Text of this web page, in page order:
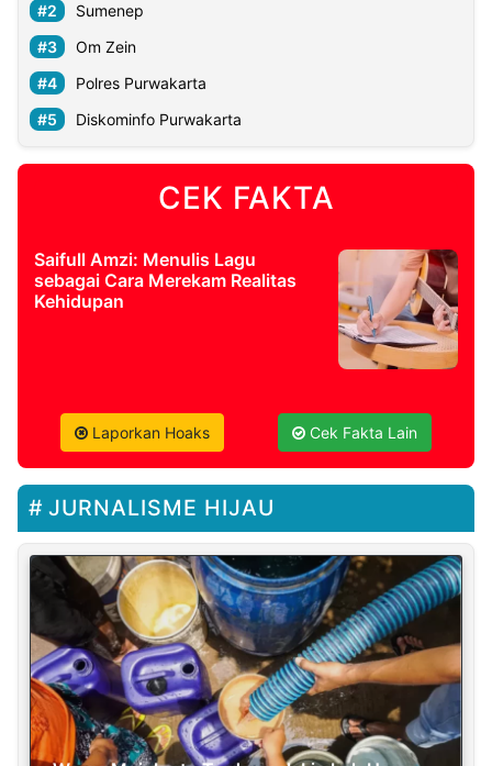
Sumenep
Om Zein
Polres Purwakarta
Diskominfo Purwakarta
CEK FAKTA
Saifull Amzi: Menulis Lagu
sebagai Cara Merekam Realitas
Kehidupan
Laporkan Hoaks Cek Fakta Lain
JURNALISME HIJAU